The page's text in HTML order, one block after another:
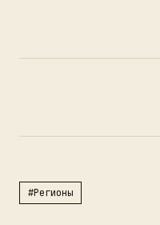
#Регионы